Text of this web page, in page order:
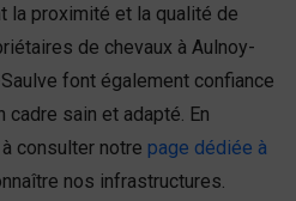
la proximité et la qualité de
de chevaux à Aulnoy-
font également confiance
sain et adapté. En
consulter notre page dédiée à
nos infrastructures.